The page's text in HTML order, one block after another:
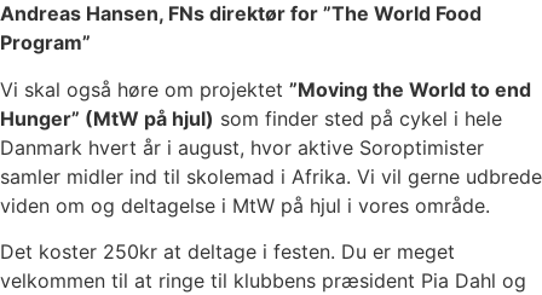
Andreas Hansen, FNs direktør for ”The World Food
Program”
Vi skal også høre om projektet ”Moving the World to end
Hunger” (MtW på hjul) som finder sted på cykel i hele
Danmark hvert år i august, hvor aktive Soroptimister
samler midler ind til skolemad i Afrika. Vi vil gerne udbrede
viden om og deltagelse i MtW på hjul i vores område.
Det koster 250kr at deltage i festen. Du er meget
velkommen til at ringe til klubbens præsident Pia Dahl og